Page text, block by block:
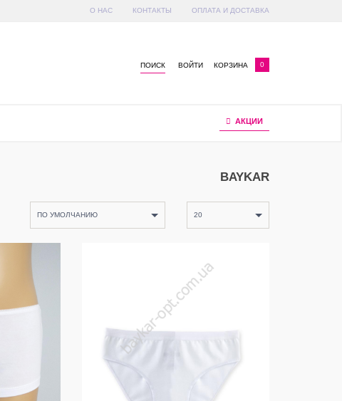
О НАС КОНТАКТЫ ОПЛАТА И ДОСТАВКА
ПОИСК ВОЙТИ КОРЗИНА 0
АКЦИИ
BAYKAR
ПО УМОЛЧАНИЮ 20